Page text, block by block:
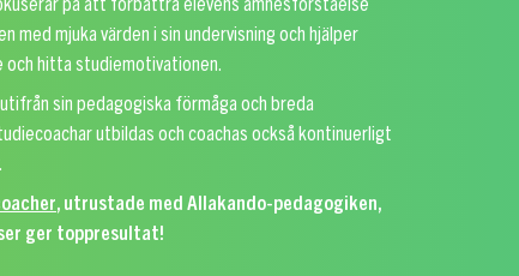
på att förbättra elevens ämnesförståelse
med mjuka värden i sin undervisning och hjälper
hitta studiemotivationen.
sin pedagogiska förmåga och breda
utbildas och coachas också kontinuerligt
, utrustade med Allakando-pedagogiken,
ger toppresultat!